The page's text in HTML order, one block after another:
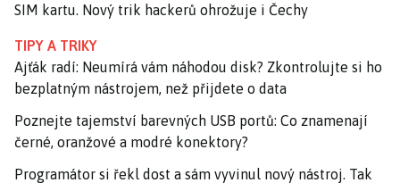
SIM kartu. Nový trik hackerů ohrožuje i Čechy
TIPY A TRIKY
Ajťák radí: Neumírá vám náhodou disk? Zkontrolujte si ho
bezplatným nástrojem, než přijdete o data
Poznejte tajemství barevných USB portů: Co znamenají
černé, oranžové a modré konektory?
Programátor si řekl dost a sám vyvinul nový nástroj. Tak